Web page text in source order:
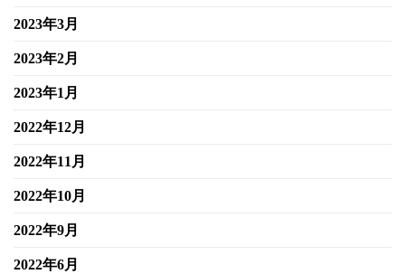
2023年3月
2023年2月
2023年1月
2022年12月
2022年11月
2022年10月
2022年9月
2022年6月